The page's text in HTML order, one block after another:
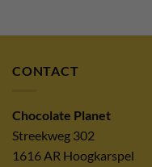
CONTACT
Chocolate Planet
Streekweg 302
1616 AR Hoogkarspel